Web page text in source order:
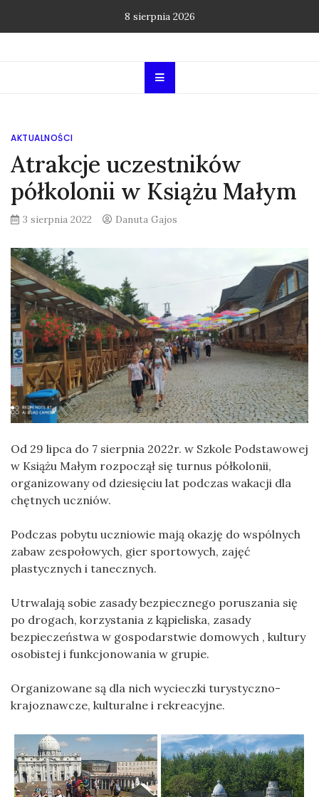
8 sierpnia 2026
AKTUALNOŚCI
Atrakcje uczestników
półkolonii w Książu Małym
3 sierpnia 2022 Danuta Gajos
Od 29 lipca do 7 sierpnia 2022r. w Szkole Podstawowej
w Książu Małym rozpoczął się turnus półkolonii,
organizowany od dziesięciu lat podczas wakacji dla
chętnych uczniów.
Podczas pobytu uczniowie mają okazję do wspólnych
zabaw zespołowych, gier sportowych, zajęć
plastycznych i tanecznych.
Utrwalają sobie zasady bezpiecznego poruszania się
po drogach, korzystania z kąpieliska, zasady
bezpieczeństwa w gospodarstwie domowych , kultury
osobistej i funkcjonowania w grupie.
Organizowane są dla nich wycieczki turystyczno-
krajoznawcze, kulturalne i rekreacyjne.